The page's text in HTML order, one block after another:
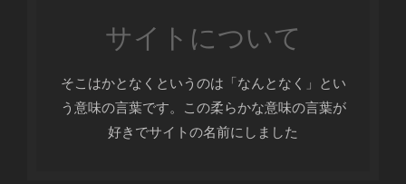
サイトについて
そこはかとなくというのは「なんとなく」とい
う意味の言葉です。この柔らかな意味の言葉が
好きでサイトの名前にしました